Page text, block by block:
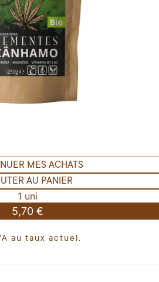
MES ACHATS
AU PANIER
1 uni
5,70 €
au taux actuel.